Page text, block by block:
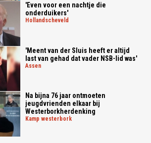
'Even voor een nachtje die
onderduikers'
hollandscheveld
'Meent van der Sluis heeft er altijd
last van gehad dat vader NSB-lid was'
assen
Na bijna 76 jaar ontmoeten
jeugdvrienden elkaar bij
Westerborkherdenking
kamp westerbork